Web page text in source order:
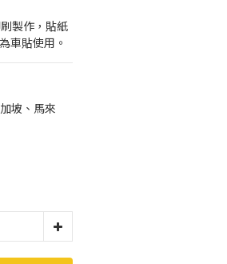
製作，貼紙
車貼使用。
坡、馬來